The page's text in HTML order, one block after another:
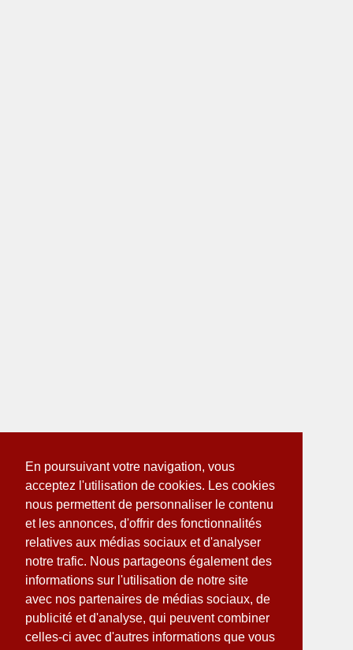
En poursuivant votre navigation, vous
acceptez l'utilisation de cookies. Les cookies
nous permettent de personnaliser le contenu
et les annonces, d'offrir des fonctionnalités
relatives aux médias sociaux et d'analyser
notre trafic. Nous partageons également des
informations sur l'utilisation de notre site
avec nos partenaires de médias sociaux, de
publicité et d'analyse, qui peuvent combiner
celles-ci avec d'autres informations que vous